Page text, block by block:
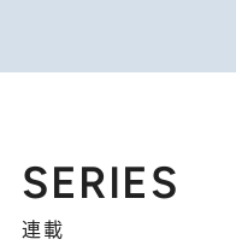
SERIES
連載